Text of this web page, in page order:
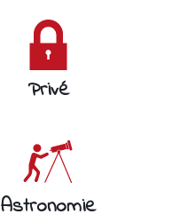
Privé
Astronomie